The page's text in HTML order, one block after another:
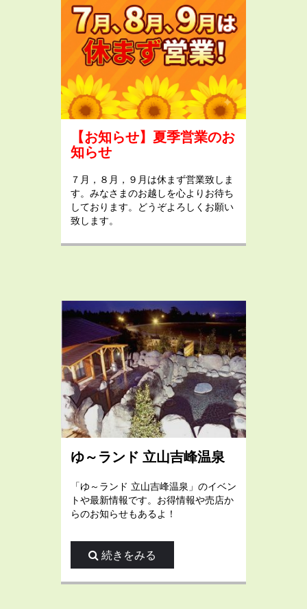
【お知らせ】夏季営業のお
知らせ
７月，８月，９月は休まず営業致しま
す。みなさまのお越しを心よりお待ち
しております。どうぞよろしくお願い
致します。
ゆ～ランド 立山吉峰温泉
「ゆ～ランド 立山吉峰温泉」のイベン
トや最新情報です。お得情報や売店か
らのお知らせもあるよ！
続きをみる